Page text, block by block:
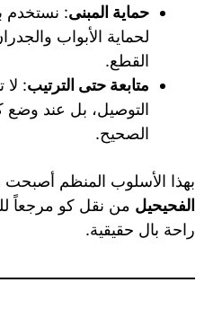
حماية المبنى: نستخدم
لحماية الأبواب
القطع.
متابعة حتى الترتيب: لا
التوصيل، بل عند
الصحيح.
بهذا الأسلوب المنظم
الفحيحيل من نقل كو مرجعاً
راحة بال حقيقية.